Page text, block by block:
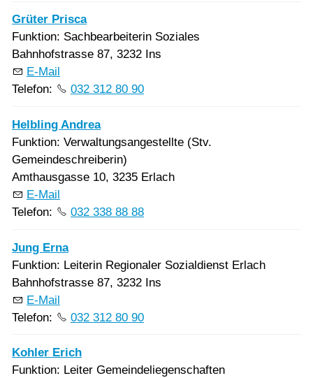
Grüter Prisca
Funktion: Sachbearbeiterin Soziales
Bahnhofstrasse 87, 3232 Ins
E-Mail
Telefon:
032 312 80 90
Helbling Andrea
Funktion: Verwaltungsangestellte (Stv.
Gemeindeschreiberin)
Amthausgasse 10, 3235 Erlach
E-Mail
Telefon:
032 338 88 88
Jung Erna
Funktion: Leiterin Regionaler Sozialdienst Erlach
Bahnhofstrasse 87, 3232 Ins
E-Mail
Telefon:
032 312 80 90
Kohler Erich
Funktion: Leiter Gemeindeliegenschaften